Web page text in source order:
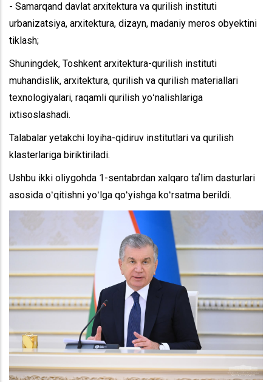
- Samarqand davlat arxitektura va qurilish instituti
urbanizatsiya, arxitektura, dizayn, madaniy meros obyektini
tiklash;
Shuningdek, Toshkent arxitektura-qurilish instituti
muhandislik, arxitektura, qurilish va qurilish materiallari
texnologiyalari, raqamli qurilish yoʻnalishlariga
ixtisoslashadi.
Talabalar yetakchi loyiha-qidiruv institutlari va qurilish
klasterlariga biriktiriladi.
Ushbu ikki oliygohda 1-sentabrdan xalqaro taʼlim dasturlari
asosida oʻqitishni yoʻlga qoʻyishga koʻrsatma berildi.